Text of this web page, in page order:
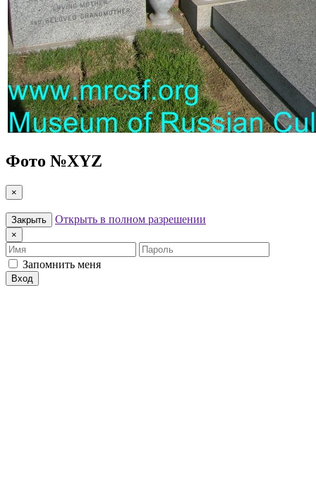
Фото №XYZ
×
Закрыть Открыть в полном разрешении
×
Имя
Пароль
Запомнить меня
Вход